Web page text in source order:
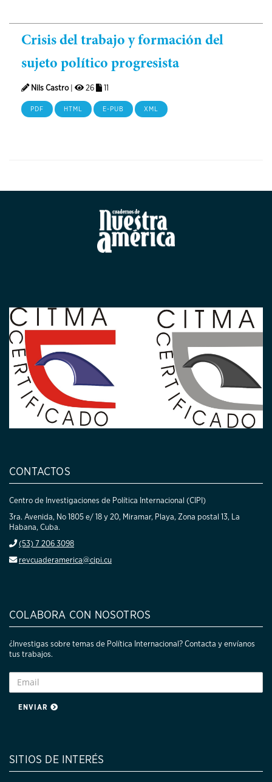
Crisis del trabajo y formación del
sujeto político progresista
Nils Castro| 26 11
PDF HTML E-PUB XML
CONTACTOS
Centro de Investigaciones de Política Internacional (CIPI)
3ra. Avenida, No 1805 e/ 18 y 20, Miramar, Playa, Zona postal 13, La
Habana, Cuba.
(53) 7 206 3098
revcuaderamerica@cipi.cu
COLABORA CON NOSOTROS
¿Investigas sobre temas de Política Internacional? Contacta y envíanos
tus trabajos.
ENVIAR
SITIOS DE INTERÉS